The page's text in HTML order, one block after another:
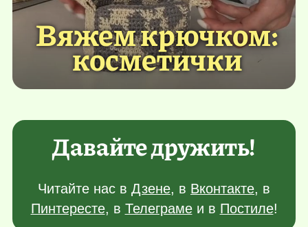
Вяжем крючком:
косметички
Давайте дружить!
Читайте нас в Дзене, в Вконтакте, в
Пинтересте, в Телеграмеи в Постиле!